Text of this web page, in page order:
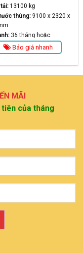
13100 kg
thùng:9100 x 2320 x
36 tháng hoặc
Báo giá nhanh
MÃI
tiên của tháng